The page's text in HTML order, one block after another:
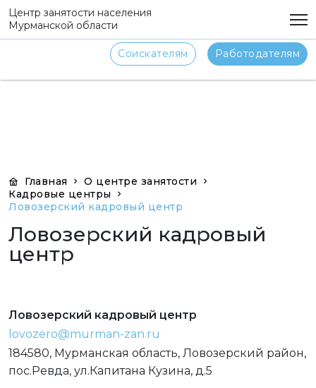
png
Центр занятости населения
Мурманской области
Соискателям Работодателям
Главная
О центре занятости
Кадровые центры
Ловозерский кадровый центр
Ловозерский кадровый
центр
Ловозерский кадровый центр
lovozero@murman-zan.ru
184580, Мурманская область, Ловозерский район,
пос.Ревда, ул.Капитана Кузина, д.5